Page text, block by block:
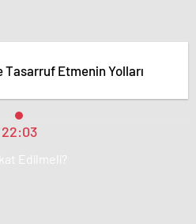
Tasarruf Etmenin Yolları
22:03